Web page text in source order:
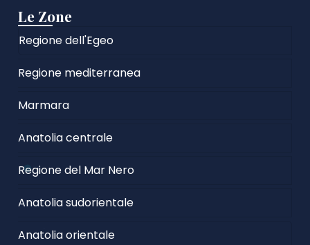
Le Zone
Regione dell'Egeo
Regione mediterranea
Marmara
Anatolia centrale
Regione del Mar Nero
Anatolia sudorientale
Anatolia orientale